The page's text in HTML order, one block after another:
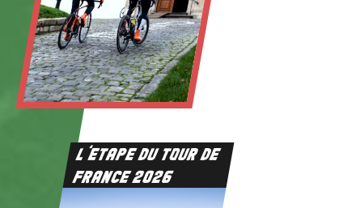
L’ETAPE DU TOUR DE
FRANCE 2026